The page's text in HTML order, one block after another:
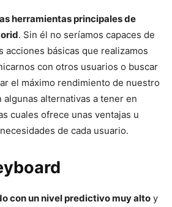
herramientas principales de
. Sin él no seríamos capaces de
acciones básicas que realizamos
con otros usuarios o buscar
el máximo rendimiento de nuestro
alternativas a tener en
cuales ofrece unas ventajas u
de cada usuario.
con un nivel predictivo muy alto y